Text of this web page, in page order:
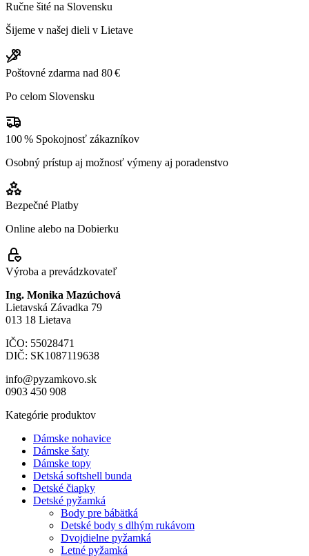
Ručne šité na Slovensku
Šijeme v našej dieli v Lietave
Poštovné zdarma nad 80 €
Po celom Slovensku
100 % Spokojnosť zákazníkov
Osobný prístup aj možnosť výmeny aj poradenstvo
Bezpečné Platby
Online alebo na Dobierku
Výroba a prevádzkovateľ
Ing. Monika Mazúchová
Lietavská Závadka 79
013 18 Lietava
IČO: 55028471
DIČ: SK1087119638
info@pyzamkovo.sk
0903 450 908
Kategórie produktov
Dámske nohavice
Dámske šaty
Dámske topy
Detská softshell bunda
Detské čiapky
Detské pyžamká
Body pre bábätká
Detské body s dlhým rukávom
Dvojdielne pyžamká
Letné pyžamká